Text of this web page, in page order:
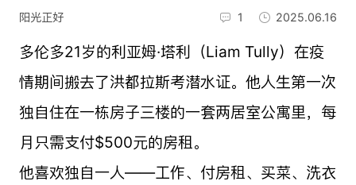
阳光正好 1 2025.06.16
多伦多21岁的利亚姆·塔利（Liam Tully）在疫
情期间搬去了洪都拉斯考潜水证。他人生第一次
独自住在一栋房子三楼的一套两居室公寓里，每
月只需支付$500元的房租。
他喜欢独自一人——工作、付房租、买菜、洗衣